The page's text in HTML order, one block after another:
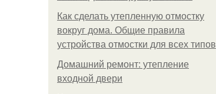
Как сделать утепленную отмостку
вокруг дома. Общие правила
устройства отмостки для всех типов
Домашний ремонт: утепление
входной двери